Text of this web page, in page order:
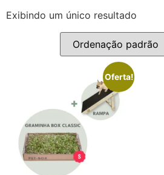
Exibindo um único resultado
Oferta!